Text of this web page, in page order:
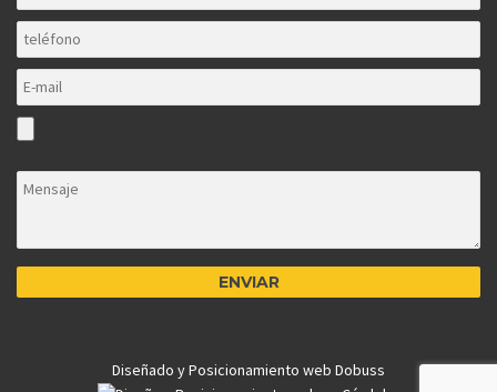
Diseñado y Posicionamiento web Dobuss